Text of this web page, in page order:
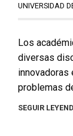
UNIVERSIDAD
Los
diversas
innovadoras
problemas
SEGUIR